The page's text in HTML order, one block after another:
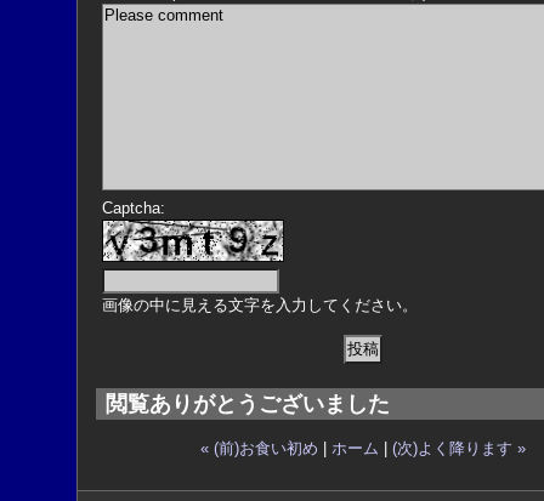
Captcha:
画像の中に見える文字を入力してください。
閲覧ありがとうございました
« (前)お食い初め ホーム (次)よく降ります »